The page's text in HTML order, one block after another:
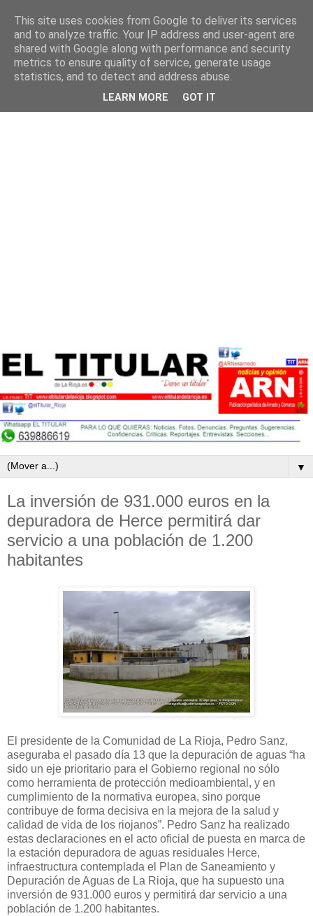
▼
La inversión de 931.000 euros en la
depuradora de Herce permitirá dar
servicio a una población de 1.200
habitantes
El presidente de la Comunidad de La Rioja, Pedro Sanz,
aseguraba el pasado día 13 que la depuración de aguas “ha
sido un eje prioritario para el Gobierno regional no sólo
como herramienta de protección medioambiental, y en
cumplimiento de la normativa europea, sino porque
contribuye de forma decisiva en la mejora de la salud y
calidad de vida de los riojanos”. Pedro Sanz ha realizado
estas declaraciones en el acto oficial de puesta en marca de
la estación depuradora de aguas residuales Herce,
infraestructura contemplada el Plan de Saneamiento y
Depuración de Aguas de La Rioja, que ha supuesto una
inversión de 931.000 euros y permitirá dar servicio a una
población de 1.200 habitantes.
This site uses cookies from Google to deliver its services
and to analyze traffic. Your IP address and user-agent are
shared with Google along with performance and security
metrics to ensure quality of service, generate usage
statistics, and to detect and address abuse.
LEARN MORE GOT IT